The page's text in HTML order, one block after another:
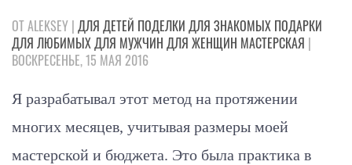
ОТ ALEKSEY | ДЛЯ ДЕТЕЙ ПОДЕЛКИ ДЛЯ ЗНАКОМЫХ ПОДАРКИ
ДЛЯ ЛЮБИМЫХДЛЯ МУЖЧИН ДЛЯ ЖЕНЩИН МАСТЕРСКАЯ |
ВОСКРЕСЕНЬЕ, 15 МАЯ 2016
Я разрабатывал этот метод на протяжении
многих месяцев, учитывая размеры моей
мастерской и бюджета. Это была практика в